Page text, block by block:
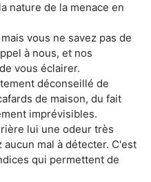
nature de la menace en
vous ne savez pas de
à nous, et nos
vous éclairer.
déconseillé de
de maison, du fait
imprévisibles.
lui une odeur très
mal à détecter. C'est
qui permettent de